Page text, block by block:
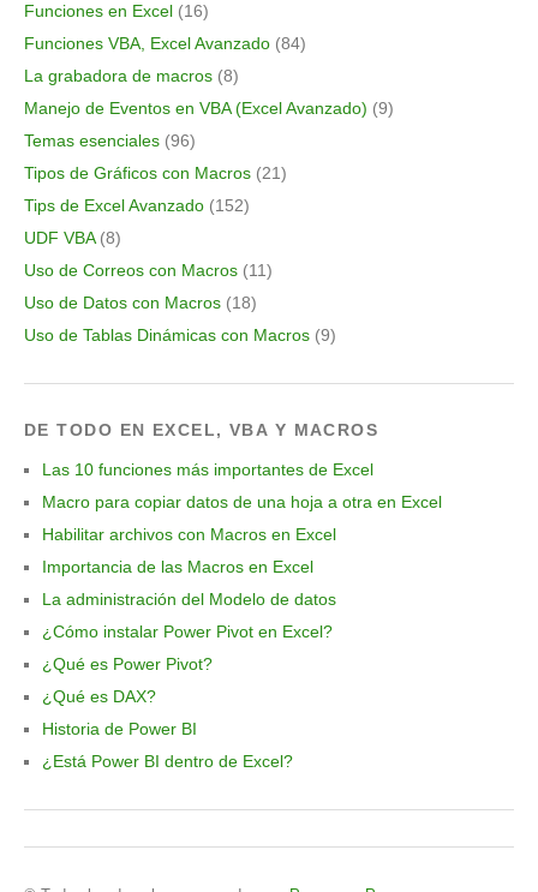
Funciones en Excel (16)
Funciones VBA, Excel Avanzado (84)
La grabadora de macros (8)
Manejo de Eventos en VBA (Excel Avanzado) (9)
Temas esenciales (96)
Tipos de Gráficos con Macros (21)
Tips de Excel Avanzado (152)
UDF VBA(8)
Uso de Correos con Macros (11)
Uso de Datos con Macros (18)
Uso de Tablas Dinámicas con Macros (9)
DE TODO EN EXCEL, VBA Y MACROS
Las 10 funciones más importantes de Excel
Macro para copiar datos de una hoja a otra en Excel
Habilitar archivos con Macros en Excel
Importancia de las Macros en Excel
La administración del Modelo de datos
¿Cómo instalar Power Pivot en Excel?
¿Qué es Power Pivot?
¿Qué es DAX?
Historia de Power BI
¿Está Power BI dentro de Excel?